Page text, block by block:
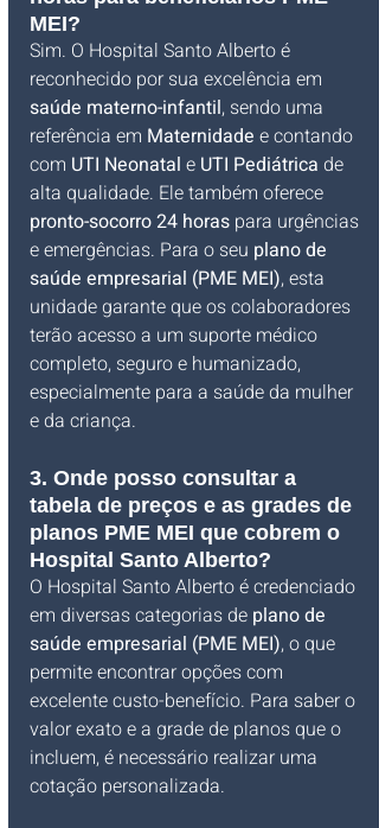
MEI?
Sim. O Hospital Santo Alberto é
reconhecido por sua excelência em
saúde materno-infantil, sendo uma
referência em Maternidade e contando
com UTI Neonatal e UTI Pediátrica de
alta qualidade. Ele também oferece
pronto-socorro 24 horas para urgências
e emergências. Para o seu plano de
saúde empresarial (PME MEI), esta
unidade garante que os colaboradores
terão acesso a um suporte médico
completo, seguro e humanizado,
especialmente para a saúde da mulher
e da criança.
3. Onde posso consultar a
tabela de preços e as grades de
planos PME MEI que cobrem o
Hospital Santo Alberto?
O Hospital Santo Alberto é credenciado
em diversas categorias de plano de
saúde empresarial (PME MEI), o que
permite encontrar opções com
excelente custo-benefício. Para saber o
valor exato e a grade de planos que o
incluem, é necessário realizar uma
cotação personalizada.